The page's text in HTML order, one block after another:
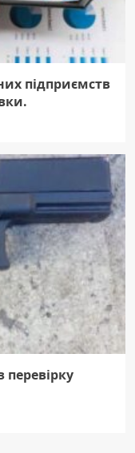
підприємств
перевірку